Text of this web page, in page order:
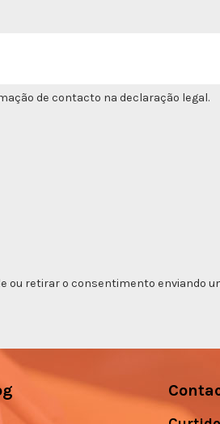
de contacto na declaração legal.
ou retirar o consentimento enviando